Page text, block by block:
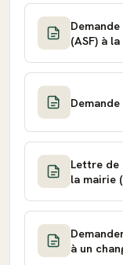
(ASF) à
Lettre de
la mairie
à un